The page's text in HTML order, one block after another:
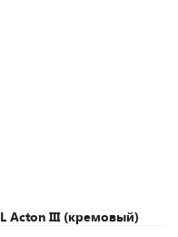
Acton III (кремовый)